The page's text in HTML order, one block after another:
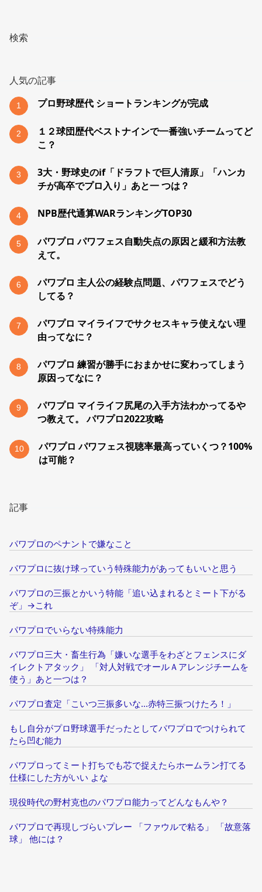
検索
人気の記事
1 プロ野球歴代 ショートランキングが完成
2
１２球団歴代ベストナインで一番強いチームってど
こ？
3
3大・野球史のif「ドラフトで巨人清原」「ハンカ
チが高卒でプロ入り」あと一 つは？
4 NPB歴代通算WARランキングTOP30
5
パワプロ パワフェス自動失点の原因と緩和方法教
えて。
6
パワプロ 主人公の経験点問題、パワフェスでどう
してる？
7
パワプロ マイライフでサクセスキャラ使えない理
由ってなに？
8
パワプロ 練習が勝手におまかせに変わってしまう
原因ってなに？
9
パワプロ マイライフ尻尾の入手方法わかってるや
つ教えて。 パワプロ2022攻略
10
パワプロ パワフェス視聴率最高っていくつ？100%
は可能？
記事
パワプロのペナントで嫌なこと
パワプロに抜け球っていう特殊能力があってもいいと思う
パワプロの三振とかいう特能「追い込まれるとミート下がる
ぞ」→これ
パワプロでいらない特殊能力
パワプロ三大・畜生行為「嫌いな選手をわざとフェンスにダ
イレクトアタック」 「対人対戦でオールＡアレンジチームを
使う」あと一つは？
パワプロ査定「こいつ三振多いな...赤特三振つけたろ！」
もし自分がプロ野球選手だったとしてパワプロでつけられて
たら凹む能力
パワプロってミート打ちでも芯で捉えたらホームラン打てる
仕様にした方がいい よな
現役時代の野村克也のパワプロ能力ってどんなもんや？
パワプロで再現しづらいプレー 「ファウルで粘る」 「故意落
球」 他には？